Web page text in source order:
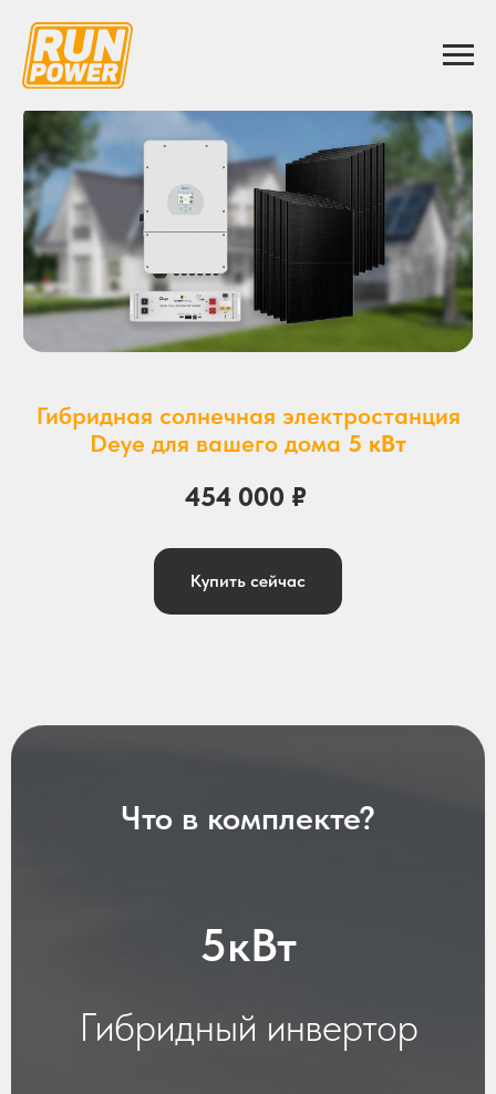
Гибридная солнечная электростанция
Deye для вашего дома 5 кВт
454 000 ₽
Купить сейчас
Что в комплекте?
5кВт
Гибридный инвертор